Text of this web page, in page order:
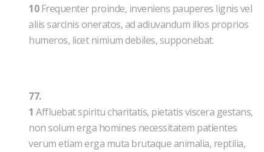
10Frequenter proinde, inveniens pauperes lignis vel
aliis sarcinis oneratos, ad adiuvandum illos proprios
humeros, licet nimium debiles, supponebat.
77.
1 Affluebat spiritu charitatis, pietatis viscera gestans,
non solum erga homines necessitatem patientes
verum etiam erga muta brutaque animalia, reptilia,